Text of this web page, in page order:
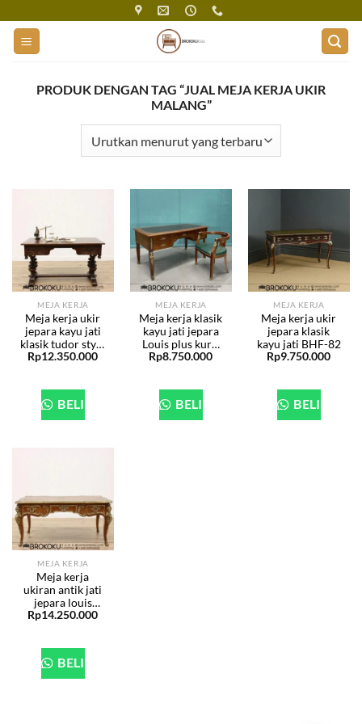
content
PRODUK DENGAN TAG “JUAL MEJA KERJA UKIR
MALANG”
MEJA KERJA
Meja kerja ukir
jepara kayu jati
klasik tudor style
BHF-137
Rp12.350.000
BELI
MEJA KERJA
Meja kerja klasik
kayu jati jepara
Louis plus kursi
BHF-136
Rp8.750.000
BELI
MEJA KERJA
Meja kerja ukir
jepara klasik
kayu jati BHF-82
Rp9.750.000
BELI
MEJA KERJA
Meja kerja
ukiran antik jati
jepara louis
mewah BHF-81
Rp14.250.000
BELI